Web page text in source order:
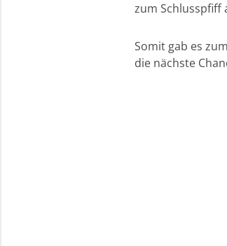
zum Schlusspfiff
Somit gab es
die nächste